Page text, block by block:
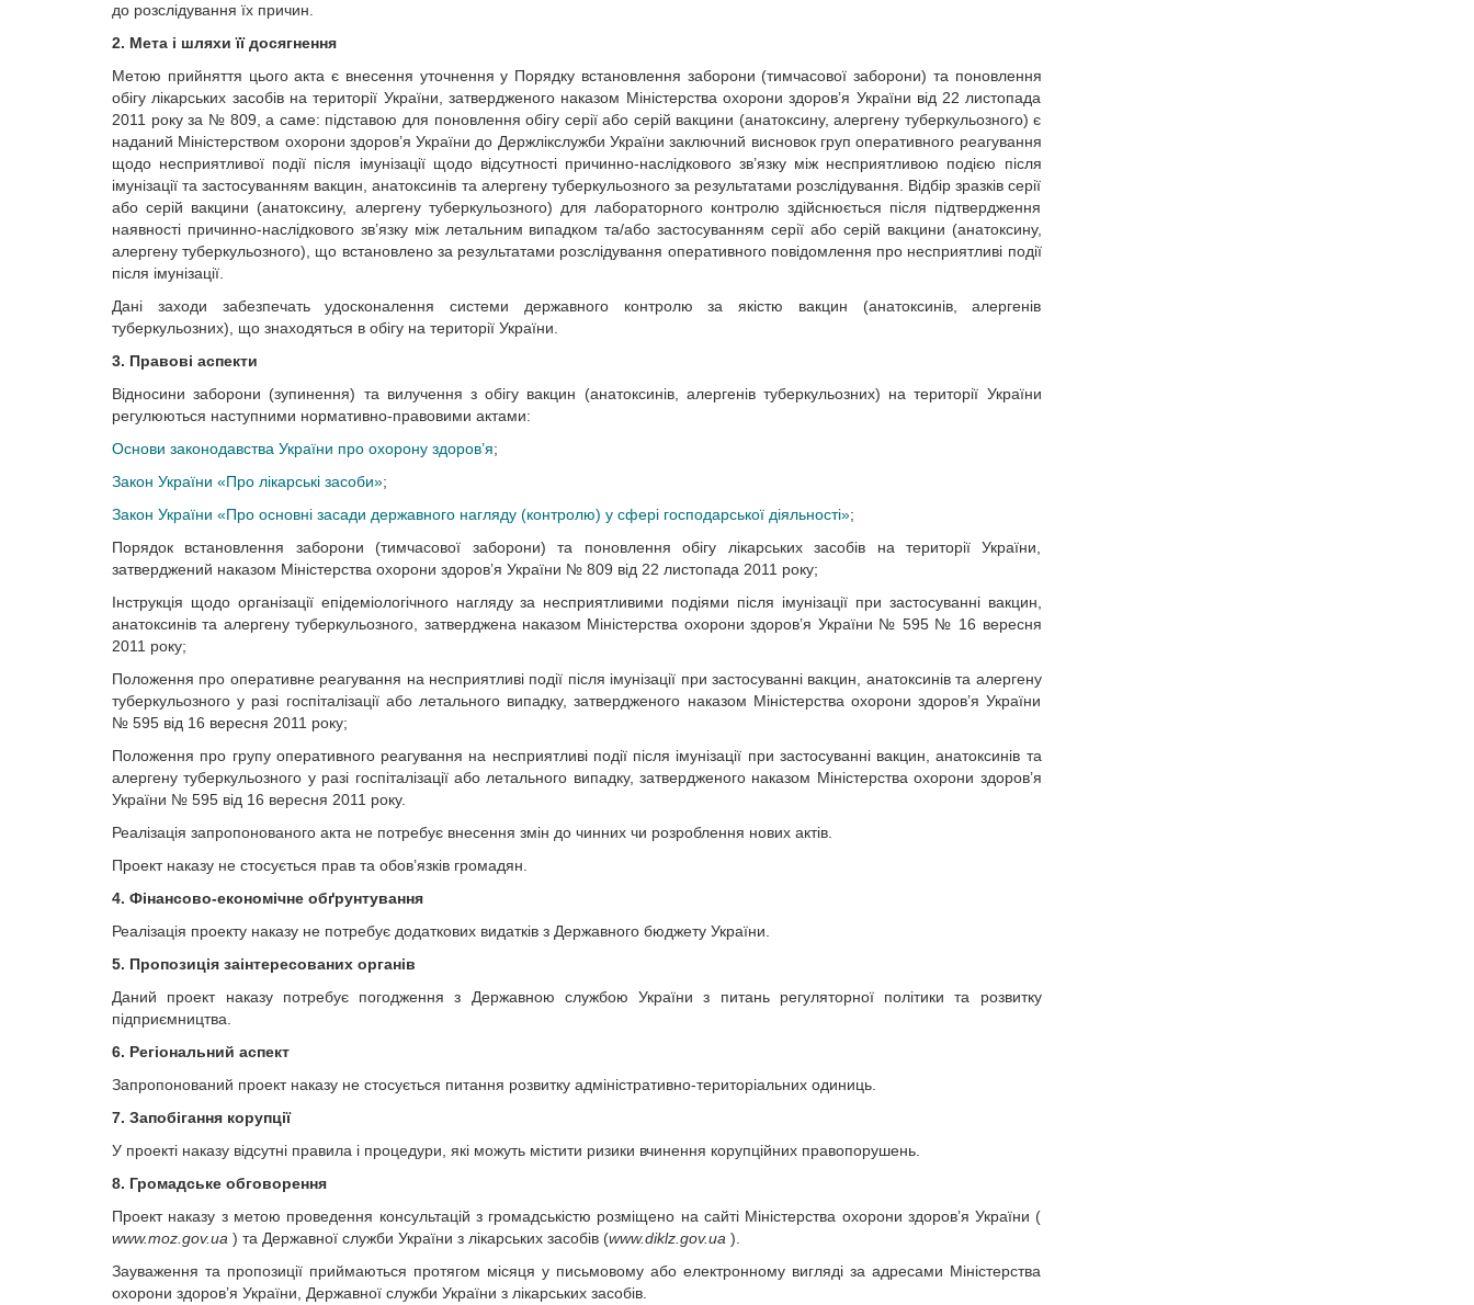
до розслідування їх причин.
2. Мета і шляхи її досягнення
Метою прийняття цього акта є внесення уточнення у Порядку встановлення заборони (тимчасової заборони) та поновлення
обігу лікарських засобів на території України, затвердженого наказом Міністерства охорони здоров’я України від 22 листопада
2011 року за № 809, а саме: підставою для поновлення обігу серії або серій вакцини (анатоксину, алергену туберкульозного) є
наданий Міністерством охорони здоров’я України до Держлікслужби України заключний висновок груп оперативного реагування
щодо несприятливої події після імунізації щодо відсутності причинно-наслідкового зв’язку між несприятливою подією після
імунізації та застосуванням вакцин, анатоксинів та алергену туберкульозного за результатами розслідування. Відбір зразків серії
або серій вакцини (анатоксину, алергену туберкульозного) для лабораторного контролю здійснюється після підтвердження
наявності причинно-наслідкового зв’язку між летальним випадком та/або застосуванням серії або серій вакцини (анатоксину,
алергену туберкульозного), що встановлено за результатами розслідування оперативного повідомлення про несприятливі події
після імунізації.
Дані заходи забезпечать удосконалення системи державного контролю за якістю вакцин (анатоксинів, алергенів
туберкульозних), що знаходяться в обігу на території України.
3. Правові аспекти
Відносини заборони (зупинення) та вилучення з обігу вакцин (анатоксинів, алергенів туберкульозних) на території України
регулюються наступними нормативно-правовими актами:
Основи законодавства України про охорону здоров’я;
Закон України «Про лікарські засоби»;
Закон України «Про основні засади державного нагляду (контролю) у сфері господарської діяльності»;
Порядок встановлення заборони (тимчасової заборони) та поновлення обігу лікарських засобів на території України,
затверджений наказом Міністерства охорони здоров’я України № 809 від 22 листопада 2011 року;
Інструкція щодо організації епідеміологічного нагляду за несприятливими подіями після імунізації при застосуванні вакцин,
анатоксинів та алергену туберкульозного, затверджена наказом Міністерства охорони здоров’я України № 595 № 16 вересня
2011 року;
Положення про оперативне реагування на несприятливі події після імунізації при застосуванні вакцин, анатоксинів та алергену
туберкульозного у разі госпіталізації або летального випадку, затвердженого наказом Міністерства охорони здоров’я України
№ 595 від 16 вересня 2011 року;
Положення про групу оперативного реагування на несприятливі події після імунізації при застосуванні вакцин, анатоксинів та
алергену туберкульозного у разі госпіталізації або летального випадку, затвердженого наказом Міністерства охорони здоров’я
України № 595 від 16 вересня 2011 року.
Реалізація запропонованого акта не потребує внесення змін до чинних чи розроблення нових актів.
Проект наказу не стосується прав та обов’язків громадян.
4. Фінансово-економічне обґрунтування
Реалізація проекту наказу не потребує додаткових видатків з Державного бюджету України.
5. Пропозиція заінтересованих органів
Даний проект наказу потребує погодження з Державною службою України з питань регуляторної політики та розвитку
підприємництва.
6. Регіональний аспект
Запропонований проект наказу не стосується питання розвитку адміністративно-територіальних одиниць.
7. Запобігання корупції
У проекті наказу відсутні правила і процедури, які можуть містити ризики вчинення корупційних правопорушень.
8. Громадське обговорення
Проект наказу з метою проведення консультацій з громадськістю розміщено на сайті Міністерства охорони здоров’я України (
www.moz.gov.ua ) та Державної служби України з лікарських засобів (www.diklz.gov.ua ).
Зауваження та пропозиції приймаються протягом місяця у письмовому або електронному вигляді за адресами Міністерства
охорони здоров’я України, Державної служби України з лікарських засобів.